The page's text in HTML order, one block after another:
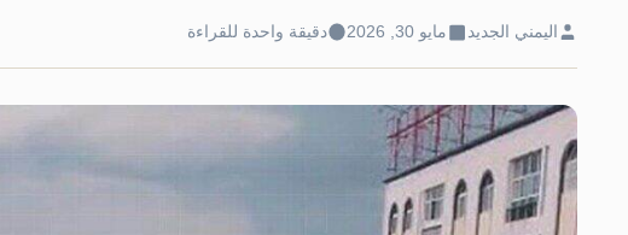
اليمني الجديد مايو 30, 2026 دقيقة واحدة للقراءة